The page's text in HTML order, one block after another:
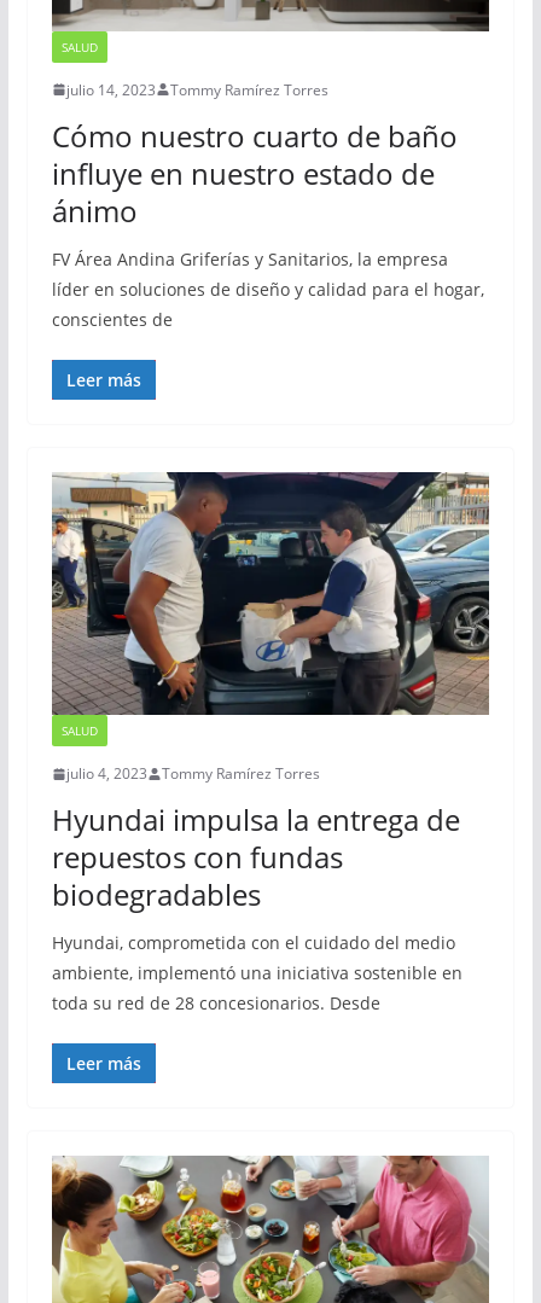
SALUD
julio 14, 2023 Tommy Ramírez Torres
Cómo nuestro cuarto de baño
influye en nuestro estado de
ánimo
FV Área Andina Griferías y Sanitarios, la empresa
líder en soluciones de diseño y calidad para el hogar,
conscientes de
Leer más
SALUD
julio 4, 2023 Tommy Ramírez Torres
Hyundai impulsa la entrega de
repuestos con fundas
biodegradables
Hyundai, comprometida con el cuidado del medio
ambiente, implementó una iniciativa sostenible en
toda su red de 28 concesionarios. Desde
Leer más